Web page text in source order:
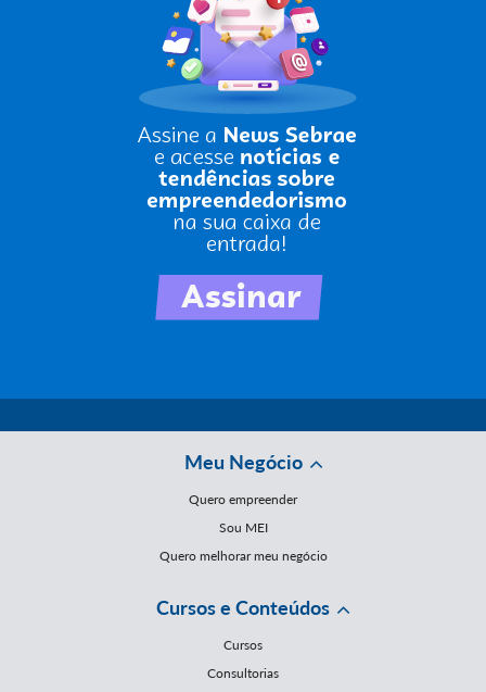
Meu Negócio
Quero empreender
Sou MEI
Quero melhorar meu negócio
Cursos e Conteúdos
Cursos
Consultorias